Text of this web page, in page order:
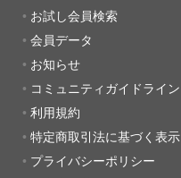
お試し会員検索
会員データ
お知らせ
コミュニティガイドライン
利用規約
特定商取引法に基づく表示
プライバシーポリシー